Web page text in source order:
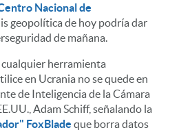
Nacional de
geopolítica de hoy podría dar
de mañana.
herramienta
en Ucrania no se quede en
de Inteligencia de la Cámara
Adam Schiff, señalando la
FoxBlade que borra datos